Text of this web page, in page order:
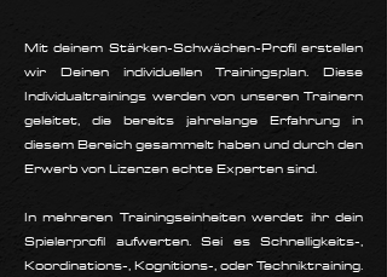
Mit deinem Stärken-Schwächen-Profil erstellen
wir Deinen individuellen Trainingsplan. Diese
Individualtrainings werden von unseren Trainern
geleitet, die bereits jahrelange Erfahrung in
diesem Bereich gesammelt haben und durch den
Erwerb von Lizenzen echte Experten sind.
In mehreren Trainingseinheiten werdet ihr dein
Spielerprofil aufwerten. Sei es Schnelligkeits-,
Koordinations-, Kognitions-, oder Techniktraining.